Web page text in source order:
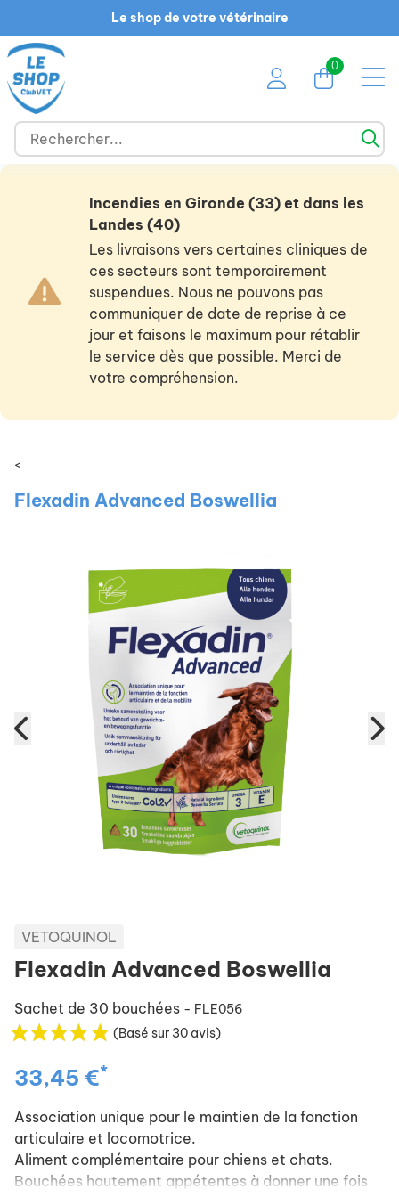
Le shop de votre vétérinaire
0
Incendies en Gironde (33) et dans les
Landes (40)
Les livraisons vers certaines cliniques de
ces secteurs sont temporairement
suspendues. Nous ne pouvons pas
communiquer de date de reprise à ce
jour et faisons le maximum pour rétablir
le service dès que possible. Merci de
votre compréhension.
<
Flexadin Advanced Boswellia
VETOQUINOL
Flexadin Advanced Boswellia
Sachet de 30 bouchées - FLE056
(Basé sur 30 avis)
33,45 €*
Association unique pour le maintien de la fonction
articulaire et locomotrice.
Aliment complémentaire pour chiens et chats.
Bouchées hautement appétentes à donner une fois